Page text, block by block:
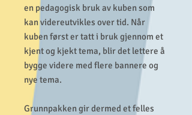
en pedagogisk bruk av kuben som
kan videreutvikles over tid. Når
kuben først er tatt i bruk gjennom et
kjent og kjekt tema, blir det lettere å
bygge videre med flere bannere og
nye tema.
Grunnpakken gir dermed et felles